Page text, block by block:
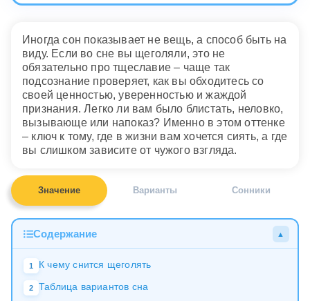
Иногда сон показывает не вещь, а способ быть на
виду. Если во сне вы щеголяли, это не
обязательно про тщеславие – чаще так
подсознание проверяет, как вы обходитесь со
своей ценностью, уверенностью и жаждой
признания. Легко ли вам было блистать, неловко,
вызывающе или напоказ? Именно в этом оттенке
– ключ к тому, где в жизни вам хочется сиять, а где
вы слишком зависите от чужого взгляда.
Значение Варианты Сонники
Содержание ▲
1 К чему снится щеголять
2 Таблица вариантов сна